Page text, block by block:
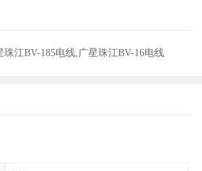
江BV-185电线,广星珠江BV-16电线